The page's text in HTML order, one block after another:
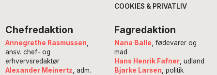
COOKIES & PRIVATLIV
Chefredaktion
Annegrethe Rasmussen
ansv. chef- og
erhvervsredaktør
Alexander Meinertz , adm.
Fagredaktion
Nana Balle , fødevarer og
mad
Hans Henrik Fafner, udland
Bjarke Larsen , politik